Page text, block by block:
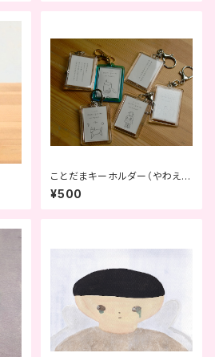
ことだまキーホルダー（やわえん
ver)
¥500